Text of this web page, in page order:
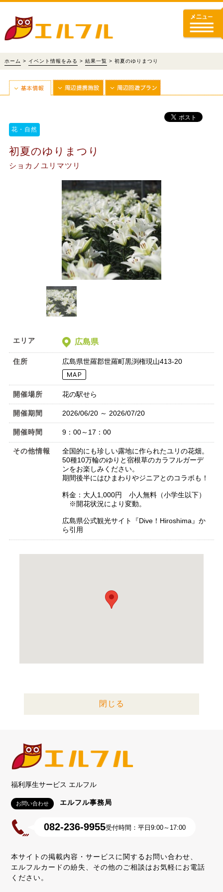
ホーム > イベント情報をみる > 結果一覧 > 初夏のゆりまつり
花・自然
初夏のゆりまつり
ショカノユリマツリ
エリア 広島県
住所 広島県世羅郡世羅町黒渕権現山413-20
開催場所 花の駅せら
開催期間 2026/06/20 ～ 2026/07/20
開催時間 9：00～17：00
その他情報
全国的にも珍しい露地に作られたユリの花畑。
50種10万輪のゆりと宿根草のカラフルガーデ
ンをお楽しみください。
期間後半にはひまわりやジニアとのコラボも！
料金：大人1,000円 小人無料（小学生以下）
※開花状況により変動。
広島県公式観光サイト『Dive！Hiroshima』か
ら引用
閉じる
福利厚生サービス エルフル
お問い合わせ エルフル事務局
082-236-9955受付時間：平日9:00～17:00
本サイトの掲載内容・サービスに関するお問い合わせ、
エルフルカードの紛失、その他のご相談はお気軽にお電話
ください。